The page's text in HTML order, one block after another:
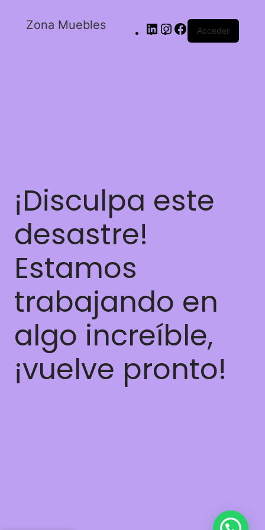
Zona Muebles Acceder
¡Disculpa este
desastre!
Estamos
trabajando en
algo increíble,
¡vuelve pronto!